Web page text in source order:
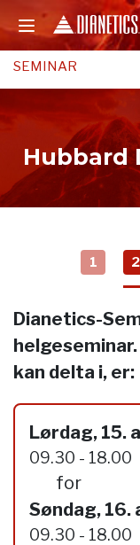
SEMINAR
Hubbard
1 2
Dianetics-
kan delta i, er:
Lørdag, 15.
09.30 - 18.00
for
Søndag,
09.30 - 18.00